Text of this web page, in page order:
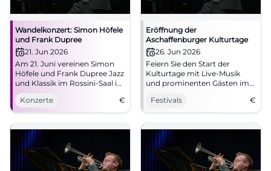
Wandelkonzert: Simon Höfele
und Frank Dupree
21. Jun 2026
Am 21. Juni vereinen Simon
Höfele und Frank Dupree Jazz
und Klassik im Rossini-Saal in
Bad Kissingen.
Konzerte
€
Eröffnung der
Aschaffenburger Kulturtage
26. Jun 2026
Feiern Sie den Start der
Kulturtage mit Live-Musik
und prominenten Gästen im
Festivals
€